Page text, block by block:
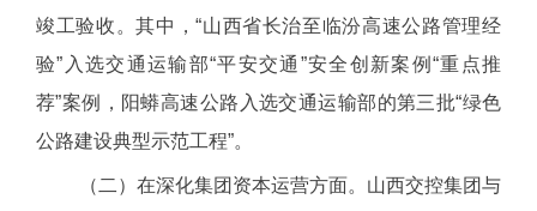
竣工验收。其中，“山西省长治至临汾高速公路管理经
验”入选交通运输部“平安交通”安全创新案例“重点推
荐”案例，阳蟒高速公路入选交通运输部的第三批“绿色
公路建设典型示范工程”。
（二）在深化集团资本运营方面。山西交控集团与